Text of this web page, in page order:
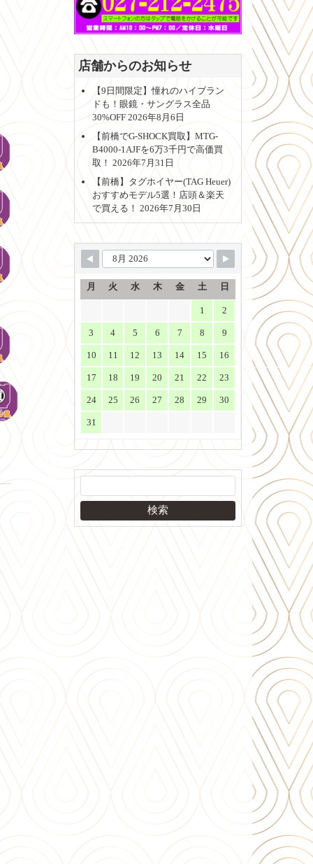
店舗からのお知らせ
【9日間限定】憧れのハイブラン
ドも！眼鏡・サングラス全品
30%OFF 2026年8月6日
【前橋でG-SHOCK買取】MTG-
B4000-1AJFを6万3千円で高価買
取！ 2026年7月31日
【前橋】タグホイヤー(TAG Heuer)
おすすめモデル5選！店頭＆楽天
で買える！ 2026年7月30日
月 火 水 木 金 土 日
1 2
3 4 5 6 7 8 9
10 11 12 13 14 15 16
17 18 19 20 21 22 23
24 25 26 27 28 29 30
31